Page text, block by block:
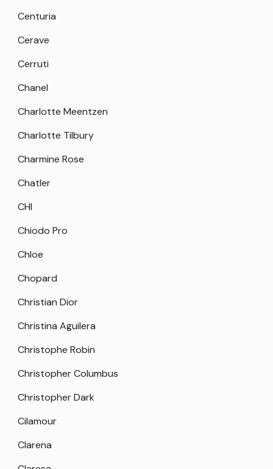
Centuria
Cerave
Cerruti
Chanel
Charlotte Meentzen
Charlotte Tilbury
Charmine Rose
Chatler
CHI
Chiodo Pro
Chloe
Chopard
Christian Dior
Christina Aguilera
Christophe Robin
Christopher Columbus
Christopher Dark
Cilamour
Clarena